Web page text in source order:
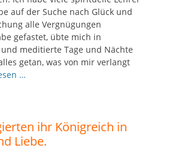
auf der Suche nach Glück und
alle Vergnügungen
gefastet, übte mich in
meditierte Tage und Nächte
getan, was von mir verlangt
…
ihr Königreich in
Liebe.